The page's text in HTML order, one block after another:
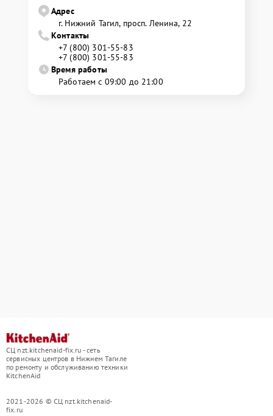
Адрес
г. Нижний Тагил, просп. Ленина, 22
Контакты
+7 (800) 301-55-83
+7 (800) 301-55-83
Время работы
Работаем с 09:00 до 21:00
СЦ nzt.kitchenaid-fix.ru - сеть
сервисных центров в Нижнем Тагиле
по ремонту и обслуживанию техники
KitchenAid
2021-2026 © СЦ nzt.kitchenaid-
fix.ru